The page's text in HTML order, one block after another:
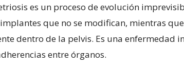
es un proceso de evolución
que no se modifican, mientras
dentro de la pelvis. Es una enfermedad
entre órganos.